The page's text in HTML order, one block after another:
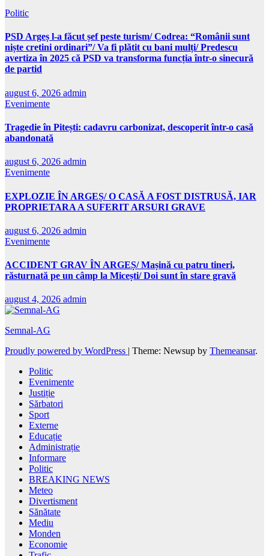
Politic
PSD Argeș l-a făcut șef peste turism/ Codrea: “Românii sunt
niște cretini ordinari”/ Va fi plătit cu bani mulți/ Predescu
avertiza în 2025 că PSD va transforma funcția într-o sinecură
de partid
august 6, 2026 admin
Evenimente
Tragedie în Pitești: cadavru carbonizat, descoperit într-o casă
abandonată
august 6, 2026 admin
Evenimente
EXPLOZIE ÎN ARGEȘ/ O CASĂ A FOST DISTRUSĂ, IAR
PROPRIETARA A SUFERIT ARSURI GRAVE
august 6, 2026 admin
Evenimente
ACCIDENT GRAV ÎN ARGEȘ/ Mașină cu patru tineri,
răsturnată pe un câmp la Micești/ Doi sunt în stare gravă
august 4, 2026 admin
Semnal-AG
Proudly powered by WordPress | Theme: Newsup by Themeansar.
Politic
Evenimente
Justiție
Sărbatori
Sport
Externe
Educație
Administrație
Informare
Politic
BREAKING NEWS
Meteo
Divertisment
Sănătate
Mediu
Monden
Economie